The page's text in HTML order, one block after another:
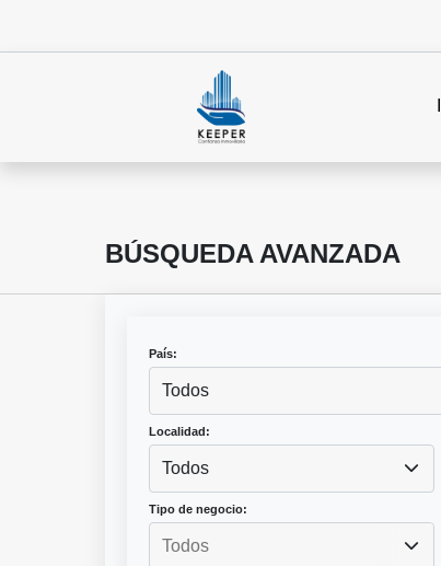
BÚSQUEDA AVANZADA
País:
Todos
Localidad:
Todos
Tipo de negocio: